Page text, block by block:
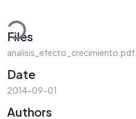
Files
analisis_efecto_crecimiento.pdf
Date
2014-09-01
Authors